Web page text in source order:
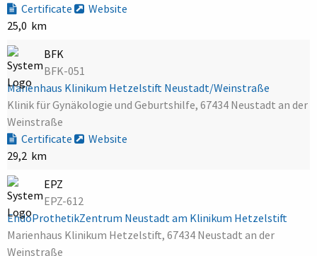
Certificate
Website
25,0 km
BFK
BFK-051
Marienhaus Klinikum Hetzelstift Neustadt/Weinstraße
Klinik für Gynäkologie und Geburtshilfe, 67434 Neustadt an der
Weinstraße
Certificate
Website
29,2 km
EPZ
EPZ-612
EndoProthetikZentrum Neustadt am Klinikum Hetzelstift
Marienhaus Klinikum Hetzelstift, 67434 Neustadt an der
Weinstraße